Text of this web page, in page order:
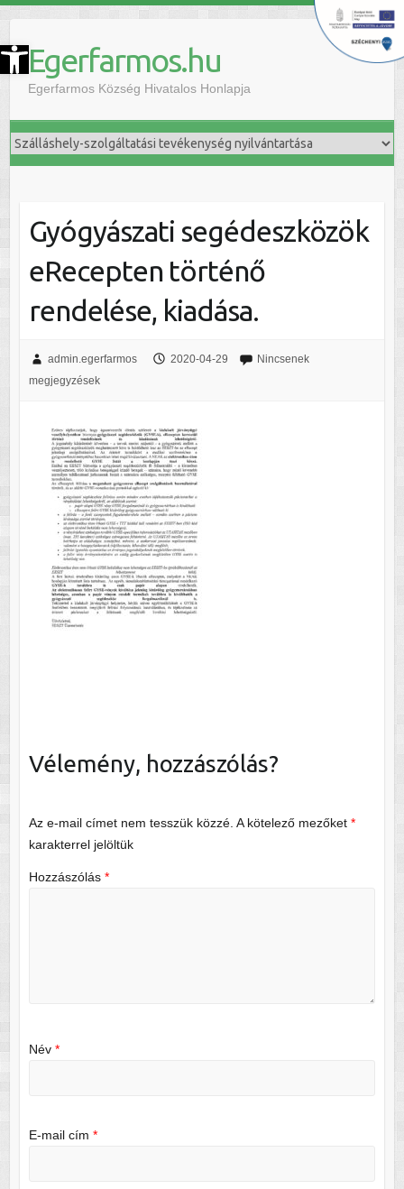
Eszköztár megnyitása Egerfarmos.hu
Egerfarmos Község Hivatalos Honlapja
Gyógyászati segédeszközök
eRecepten történő
rendelése, kiadása.
admin.egerfarmos 2020-04-29
Nincsenek
megjegyzések
Vélemény, hozzászólás?
Az e-mail címet nem tesszük közzé. A kötelező mezőket *
karakterrel jelöltük
Hozzászólás *
Név *
E-mail cím *